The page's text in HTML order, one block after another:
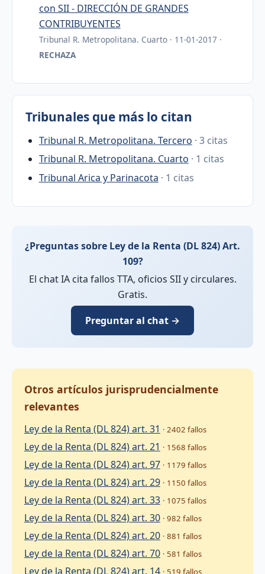
con SII - DIRECCIÓN DE GRANDES
CONTRIBUYENTES
Tribunal R. Metropolitana. Cuarto · 11-01-2017 ·
RECHAZA
Tribunales que más lo citan
Tribunal R. Metropolitana. Tercero · 3 citas
Tribunal R. Metropolitana. Cuarto · 1 citas
Tribunal Arica y Parinacota · 1 citas
¿Preguntas sobre Ley de la Renta (DL 824) Art.
109?
El chat IA cita fallos TTA, oficios SII y circulares.
Gratis.
Preguntar al chat →
Otros artículos jurisprudencialmente
relevantes
Ley de la Renta (DL 824) art. 31 · 2402 fallos
Ley de la Renta (DL 824) art. 21 · 1568 fallos
Ley de la Renta (DL 824) art. 97 · 1179 fallos
Ley de la Renta (DL 824) art. 29 · 1150 fallos
Ley de la Renta (DL 824) art. 33 · 1075 fallos
Ley de la Renta (DL 824) art. 30 · 982 fallos
Ley de la Renta (DL 824) art. 20 · 881 fallos
Ley de la Renta (DL 824) art. 70 · 581 fallos
Ley de la Renta (DL 824) art. 14 · 519 fallos